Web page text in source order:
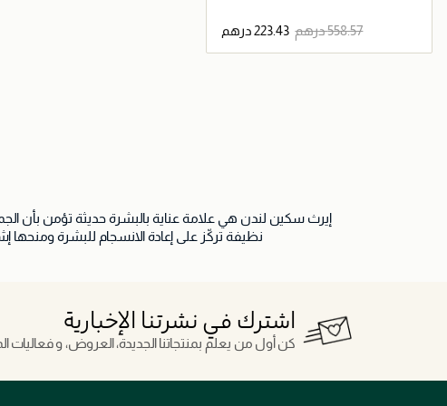
⁦558.57⁩ درهم
نظيفة تركّز على إعادة الانسجام للبشرة
اشترك في نشرتنا الإخبارية
كن أول من يعلم بمنتجاتنا الجديدة، العروض، و فعاليات